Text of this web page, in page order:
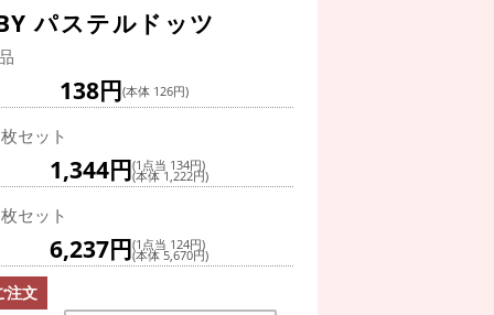
パステルドッツ
138円(本体 126円)
セット
1,344円(1点当 134円)
(本体 1,222円)
セット
6,237円(1点当 124円)
(本体 5,670円)
注文